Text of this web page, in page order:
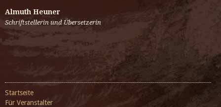
Almuth Heuner
Schriftstellerin und Übersetzerin
Startseite
Für Veranstalter